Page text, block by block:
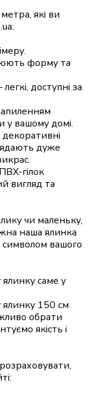
які ви
форму та
доступні за
у вашому домі.
дуже
гілок
вигляд та
чи маленьку,
наша ялинка
вашого
саме у
150 см
обрати
якість і